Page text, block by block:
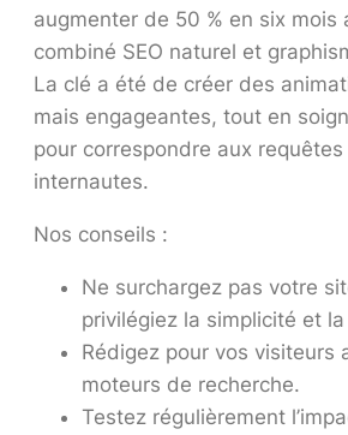
augmenter de 50 % en six mois
combiné SEO naturel et
La clé a été de créer des
mais engageantes, tout en
pour correspondre aux requêtes
internautes.
Nos conseils :
Ne surchargez pas votre
privilégiez la simplicité et
Rédigez pour vos visiteurs
moteurs de recherche.
Testez régulièrement